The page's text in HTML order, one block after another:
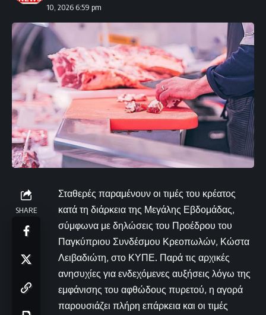
10, 2026 6:59 pm
SHARE
Σταθερές παραμένουν οι τιμές του κρέατος
κατά τη διάρκεια της Μεγάλης Εβδομάδας,
σύμφωνα με δηλώσεις του Προέδρου του
Παγκύπριου Συνδέσμου Κρεοπωλών, Κώστα
Λειβαδιώτη, στο ΚΥΠΕ. Παρά τις αρχικές
ανησυχίες για ενδεχόμενες αυξήσεις λόγω της
εμφάνισης του αφθώδους πυρετού, η αγορά
παρουσιάζει πλήρη επάρκεια και οι τιμές